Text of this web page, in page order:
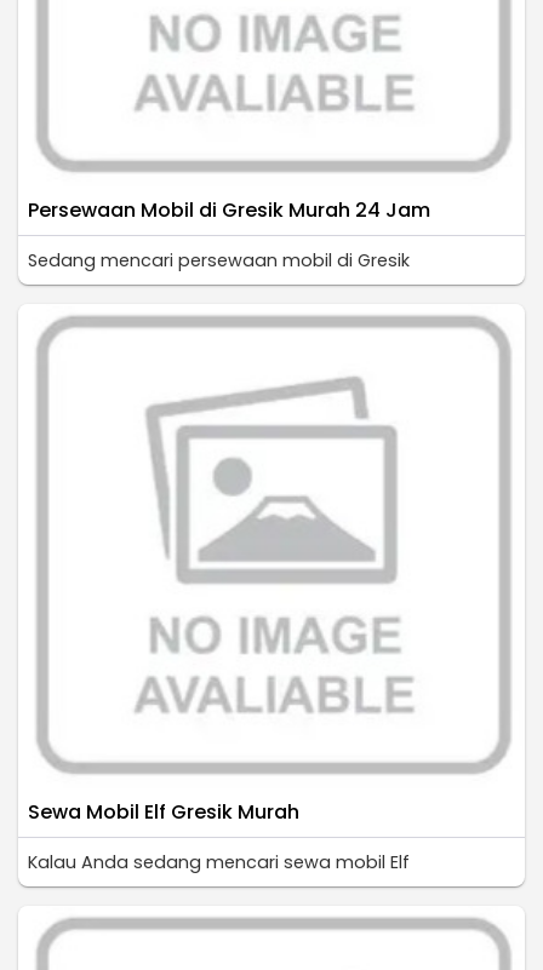
Persewaan Mobil di Gresik Murah 24 Jam
Sedang mencari persewaan mobil di Gresik
Sewa Mobil Elf Gresik Murah
Kalau Anda sedang mencari sewa mobil Elf